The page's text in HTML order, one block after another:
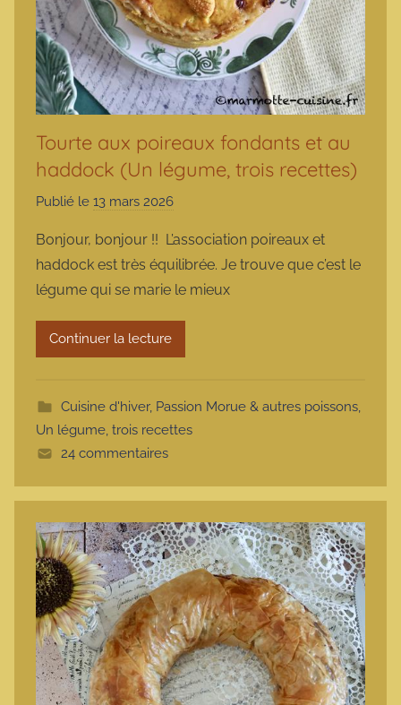
Tourte aux poireaux fondants et au
haddock (Un légume, trois recettes)
Publié le 13 mars 2026
r
m
a
r
t
e
Bonjour, bonjour !! L’association poireaux et
haddock est très équilibrée. Je trouve que c’est le
légume qui se marie le mieux
Continuer la lecture
Cuisine d'hiver, Passion Morue & autres poissons,
Un légume, trois recettes
24 commentaires